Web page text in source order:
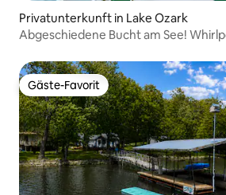
Privatunterkunft in Lake Ozark
Abgeschiedene Bucht am See!
Gäste-Favorit
Gäste-Favorit